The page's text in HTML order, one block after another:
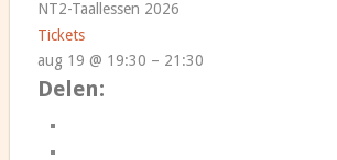
NT2-Taallessen 2026
Tickets
aug 19 @ 19:30 – 21:30
Delen: